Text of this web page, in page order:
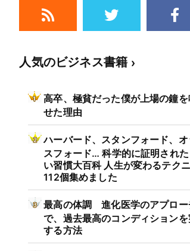
人気のビジネス書籍
高卒、極貧だった僕が上場の鐘を
せた理由
ハーバード、スタンフォード、オ
スフォード… 科学的に証明され
い習慣大百科 人生が変わるテク
112個集めました
最高の体調 進化医学のアプロー
で、過去最高のコンディションを
する方法